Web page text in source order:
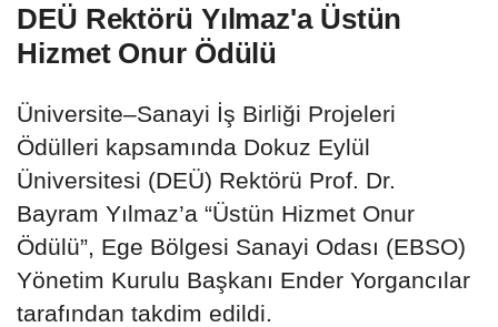
DEÜ Rektörü Yılmaz'a Üstün
Hizmet Onur Ödülü
Üniversite–Sanayi İş Birliği Projeleri
Ödülleri kapsamında Dokuz Eylül
Üniversitesi (DEÜ) Rektörü Prof. Dr.
Bayram Yılmaz’a “Üstün Hizmet Onur
Ödülü”, Ege Bölgesi Sanayi Odası (EBSO)
Yönetim Kurulu Başkanı Ender Yorgancılar
tarafından takdim edildi.